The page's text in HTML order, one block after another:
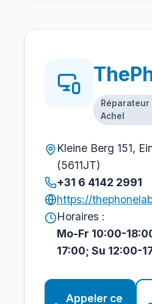
Achel
Kleine Berg 151,
(5611JT)
+31 6 4142 2991
https://
Horaires :
Mo-Fr 10:00-
17:00; Su 12:00-
Appeler ce